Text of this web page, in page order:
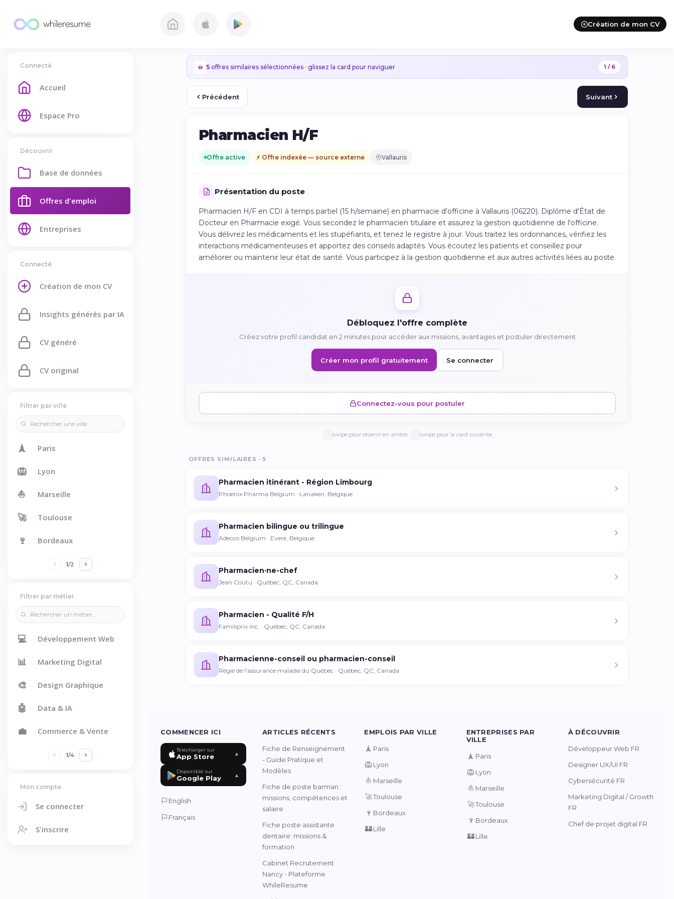
Création de mon CV
Connecté
Accueil
Espace Pro
Découvrir
Base de données
Offres d'emploi
Entreprises
Connecté
Création de mon CV
Insights générés par IA
CV généré
CV original
Filtrer par ville
🗼 Paris
🦁 Lyon
⛵ Marseille
🚀 Toulouse
🍷 Bordeaux
1/2
Filtrer par métier
💻 Développement Web
📊 Marketing Digital
🎨 Design Graphique
🤖 Data & IA
💼 Commerce & Vente
1/4
Mon compte
Se connecter
S'inscrire
5 offres similaires sélectionnées · glissez la card pour naviguer 1 / 6
Précédent Suivant
Pharmacien H/F
Offre active ⚡ Offre indexée — source externe Vallauris
Présentation du poste
Pharmacien H/F en CDI à temps partiel (15 h/semaine) en pharmacie d'officine à Vallauris (06220). Diplôme d'État de
Docteur en Pharmacie exigé. Vous secondez le pharmacien titulaire et assurez la gestion quotidienne de l'officine.
Vous délivrez les médicaments et les stupéfiants, et tenez le registre à jour. Vous traitez les ordonnances, vérifiez les
interactions médicamenteuses et apportez des conseils adaptés. Vous écoutez les patients et conseillez pour
améliorer ou maintenir leur état de santé. Vous participez à la gestion quotidienne et aux autres activités liées au poste.
Débloquez l'offre complète
Créez votre profil candidat en 2 minutes pour accéder aux missions, avantages et postuler directement
Créer mon profil gratuitement Se connecter
Connectez-vous pour postuler
swipe pour revenir en arrière · swipe pour la card suivante
OFFRES SIMILAIRES · 5
Pharmacien itinérant - Région Limbourg
Phoenix Pharma Belgium · Lanaken, Belgique
Pharmacien bilingue ou trilingue
Adecco Belgium · Evere, Belgique
Pharmacien·ne-chef
Jean Coutu · Québec, QC, Canada
Pharmacien - Qualité F/H
Familiprix inc. · Québec, QC, Canada
Pharmacienne-conseil ou pharmacien-conseil
Régie de l'assurance maladie du Québec · Québec, QC, Canada
Continuer sur iPhone
Téléchargez l'app sur l'App Store
Continuer sur Android
Téléchargez l'app sur Google Play
navigateur
COMMENCER ICI
Télécharger sur
App Store ▲
Disponible sur
Google Play ▲
English
Français
ARTICLES RÉCENTS
Fiche de Renseignement
- Guide Pratique et
Modèles
Fiche de poste barman :
missions, compétences et
salaire
Fiche poste assistante
dentaire: missions &
formation
Cabinet Recrutement
Nancy - Plateforme
WhileResume
EMPLOIS PAR VILLE
🗼 Paris
🦁 Lyon
⛵ Marseille
🚀Toulouse
🍷 Bordeaux
🏰Lille
ENTREPRISES PAR
VILLE
🗼 Paris
🦁 Lyon
⛵ Marseille
🚀Toulouse
🍷 Bordeaux
🏰 Lille
À DÉCOUVRIR
Développeur Web FR
Designer UX/UI FR
Cybersécurité FR
Marketing Digital / Growth
FR
Chef de projet digital FR